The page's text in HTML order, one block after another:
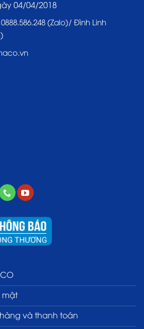
04/04/2018
(Zalo)/ Đình Linh
mật
và thanh toán